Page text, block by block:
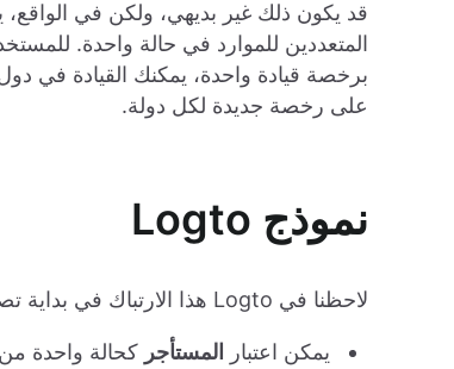
قد يكون ذلك غير بديهي، ولكن في
المتعددين للموارد في حالة واحدة.
برخصة قيادة واحدة، يمكنك القيادة في
على رخصة جديدة لكل دولة.
نموذج Logto
لاحظنا في Logto هذا الارتباك في بداية تصميمنا، وأكدنا على إصلاحه لتطبيقاتك ولمستخدميك. هذا هو تصميمنا:
يمكن اعتبار المستأجر